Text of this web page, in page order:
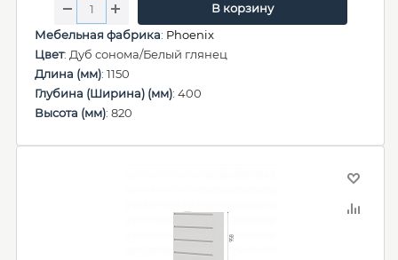
В корзину
Мебельная фабрика: Phoenix
Цвет: Дуб сонома/Белый глянец
Длина (мм): 1150
Глубина (Ширина) (мм): 400
Высота (мм): 820